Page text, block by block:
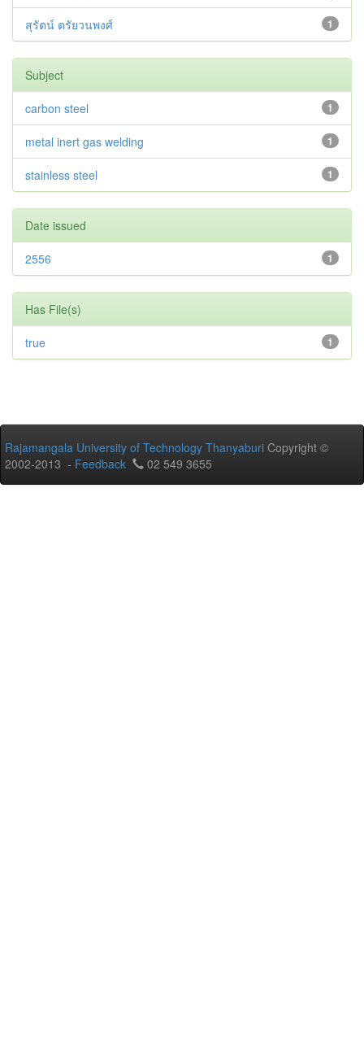
1
สุรัตน์ ตรัยวนพงศ์
Subject
1
carbon steel
1
metal inert gas welding
1
stainless steel
Date issued
1
2556
Has File(s)
1
true
Rajamangala University of Technology Thanyaburi Copyright ©
2002-2013 - Feedback 02 549 3655